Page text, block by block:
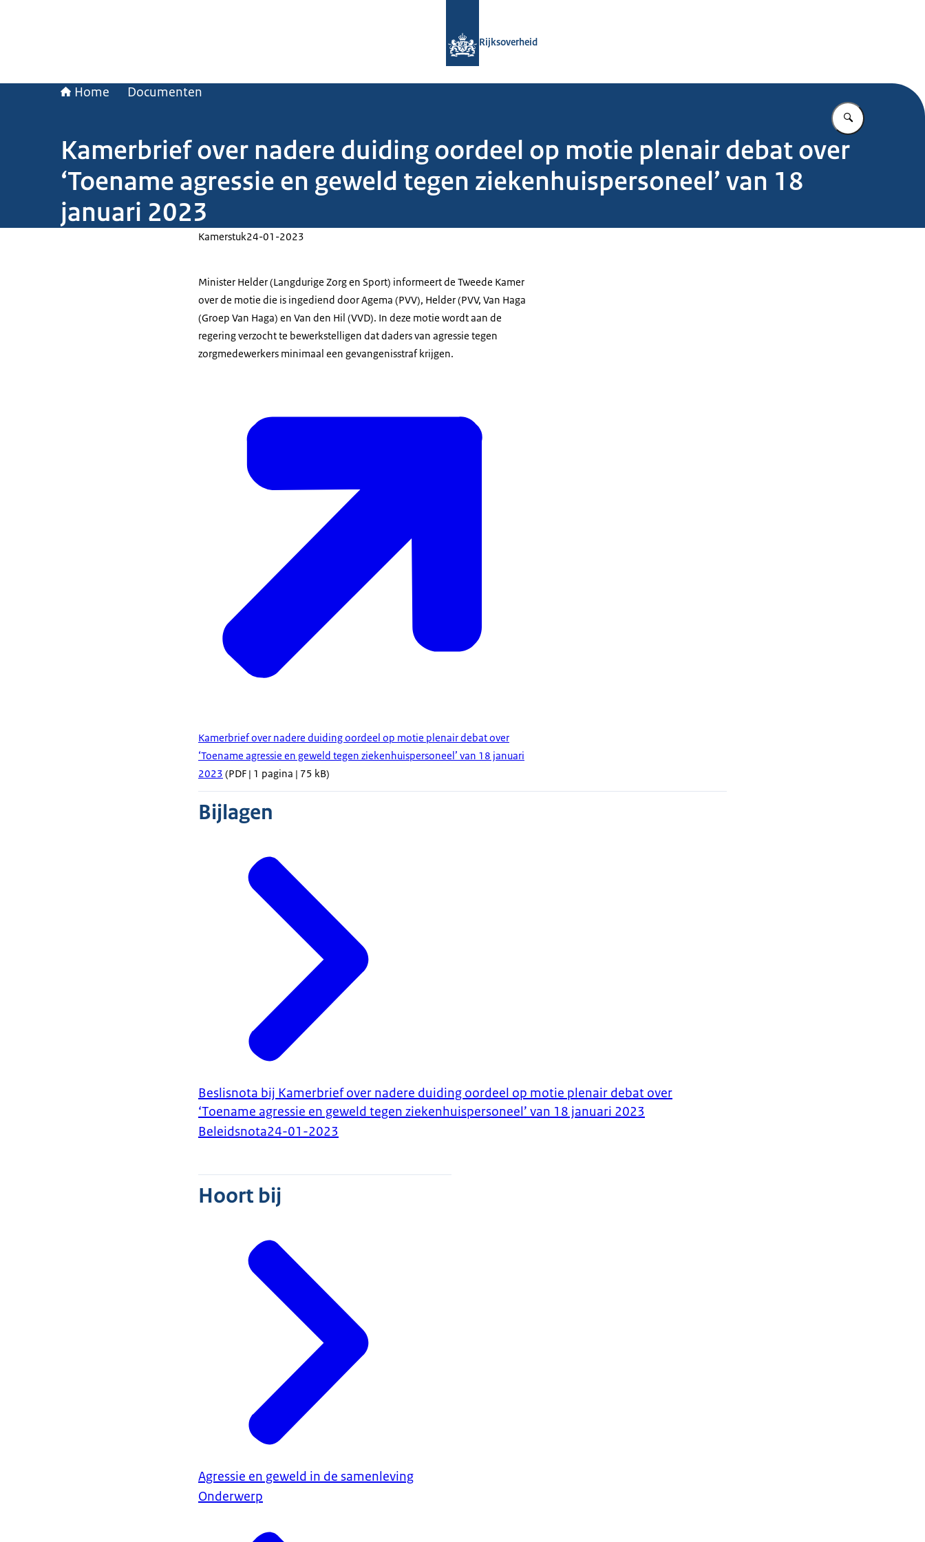
Rijksoverheid
Home Documenten
Vul in wat u
Kamerbrief over nadere duiding oordeel op motie plenair debat over
‘Toename agressie en geweld tegen ziekenhuispersoneel’ van 18
januari 2023
Kamerstuk24-01-2023
Minister Helder (Langdurige Zorg en Sport) informeert de Tweede Kamer
over de motie die is ingediend door Agema (PVV), Helder (PVV, Van Haga
(Groep Van Haga) en Van den Hil (VVD). In deze motie wordt aan de
regering verzocht te bewerkstelligen dat daders van agressie tegen
zorgmedewerkers minimaal een gevangenisstraf krijgen.
Kamerbrief over nadere duiding oordeel op motie plenair debat over
‘Toename agressie en geweld tegen ziekenhuispersoneel’ van 18 januari
2023 (PDF | 1 pagina | 75 kB)
Bijlagen
Beslisnota bij Kamerbrief over nadere duiding oordeel op motie plenair debat over
‘Toename agressie en geweld tegen ziekenhuispersoneel’ van 18 januari 2023
Beleidsnota24-01-2023
Hoort bij
Agressie en geweld in de samenleving
Onderwerp